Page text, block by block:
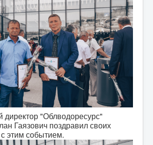
директор "Облводоресурс"
Гаязович поздравил своих
этим событием.